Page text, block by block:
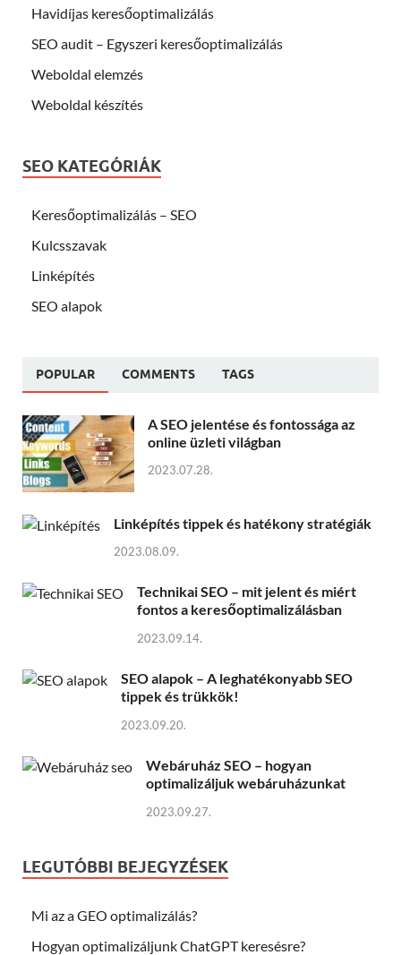
Havidíjas keresőoptimalizálás
SEO audit – Egyszeri keresőoptimalizálás
Weboldal elemzés
Weboldal készítés
SEO KATEGÓRIÁK
Keresőoptimalizálás – SEO
Kulcsszavak
Linképítés
SEO alapok
POPULAR COMMENTS TAGS
A SEO jelentése és fontossága az
online üzleti világban
2023.07.28.
Linképítés tippek és hatékony stratégiák
2023.08.09.
Technikai SEO – mit jelent és miért
fontos a keresőoptimalizálásban
2023.09.14.
SEO alapok – A leghatékonyabb SEO
tippek és trükkök!
2023.09.20.
Webáruház SEO – hogyan
optimalizáljuk webáruházunkat
2023.09.27.
LEGUTÓBBI BEJEGYZÉSEK
Mi az a GEO optimalizálás?
Hogyan optimalizáljunk ChatGPT keresésre?